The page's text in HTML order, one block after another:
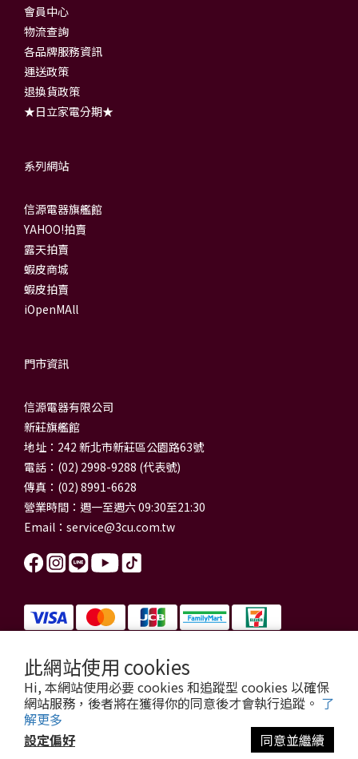
此網站使用 cookies
Hi, 本網站使用必要 cookies 和追蹤型 cookies 以確保
網站服務，後者將在獲得你的同意後才會執行追蹤。 了
解更多
設定偏好
同意並繼續
會員中心
物流查詢
各品牌服務資訊
運送政策
退換貨政策
★日立家電分期★
系列網站
信源電器旗艦館
YAHOO!拍賣
露天拍賣
蝦皮商城
蝦皮拍賣
iOpenMAll
門市資訊
信源電器有限公司
新莊旗艦館
地址：242 新北市新莊區公園路63號
電話：(02) 2998-9288 (代表號)
傳真：(02) 8991-6628
營業時間：週一至週六 09:30至21:30
Email： service@3cu.com.tw
信源電器有限公司 統一編號：84179325
門市地址：新北市新莊區公園路63號
信源電器 版權所有
copyright © 2026 3cu.com.tw All Rights Reserved.